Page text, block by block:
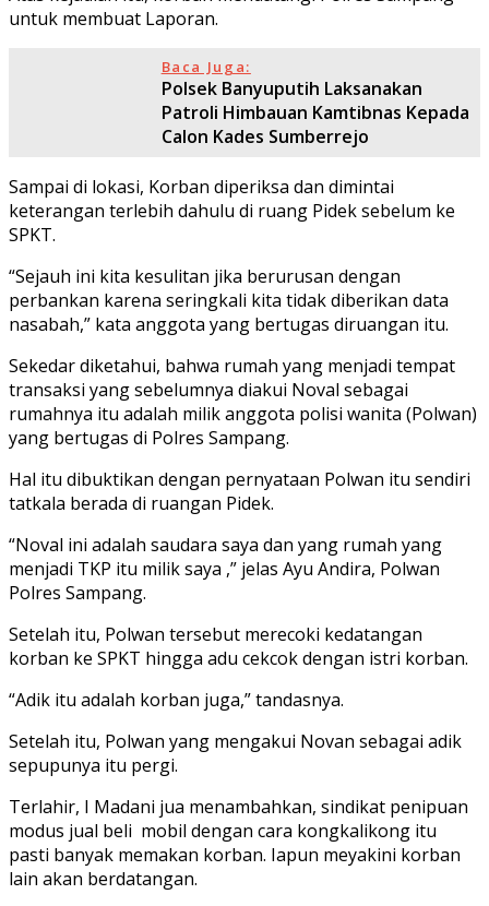
untuk membuat Laporan.
Baca Juga:
Polsek Banyuputih Laksanakan
Patroli Himbauan Kamtibnas Kepada
Calon Kades Sumberrejo
Sampai di lokasi, Korban diperiksa dan dimintai
keterangan terlebih dahulu di ruang Pidek sebelum ke
SPKT.
“Sejauh ini kita kesulitan jika berurusan dengan
perbankan karena seringkali kita tidak diberikan data
nasabah,” kata anggota yang bertugas diruangan itu.
Sekedar diketahui, bahwa rumah yang menjadi tempat
transaksi yang sebelumnya diakui Noval sebagai
rumahnya itu adalah milik anggota polisi wanita (Polwan)
yang bertugas di Polres Sampang.
Hal itu dibuktikan dengan pernyataan Polwan itu sendiri
tatkala berada di ruangan Pidek.
“Noval ini adalah saudara saya dan yang rumah yang
menjadi TKP itu milik saya ,” jelas Ayu Andira, Polwan
Polres Sampang.
Setelah itu, Polwan tersebut merecoki kedatangan
korban ke SPKT hingga adu cekcok dengan istri korban.
“Adik itu adalah korban juga,” tandasnya.
Setelah itu, Polwan yang mengakui Novan sebagai adik
sepupunya itu pergi.
Terlahir, I Madani jua menambahkan, sindikat penipuan
modus jual beli mobil dengan cara kongkalikong itu
pasti banyak memakan korban. Iapun meyakini korban
lain akan berdatangan.